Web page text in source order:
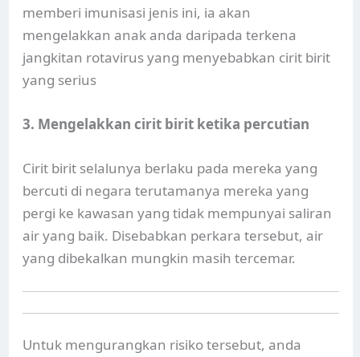
memberi imunisasi jenis ini, ia akan
mengelakkan anak anda daripada terkena
jangkitan rotavirus yang menyebabkan cirit birit
yang serius
3. Mengelakkan cirit birit ketika percutian
Cirit birit selalunya berlaku pada mereka yang
bercuti di negara terutamanya mereka yang
pergi ke kawasan yang tidak mempunyai saliran
air yang baik. Disebabkan perkara tersebut, air
yang dibekalkan mungkin masih tercemar.
Untuk mengurangkan risiko tersebut, anda